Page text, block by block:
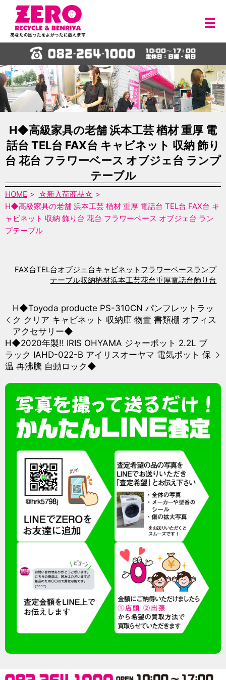
メ
H◆高級家具の老舗 浜本工芸 楢材 重厚 電
話台 TEL台 FAX台 キャビネット 収納 飾り
台 花台 フラワーベース オブジェ台 ランプ
テーブル
HOME
☆新入荷商品☆
H◆高級家具の老舗 浜本工芸 楢材 重厚 電話台 TEL台 FAX台 キ
ャビネット 収納 飾り台 花台 フラワーベース オブジェ台 ラン
プテーブル
FAX台TEL台オブジェ台キャビネット フラワーベースランプ
テーブル収納楢材浜本工芸花台重厚電話台飾り台
H◆Toyoda producte PS-310CN パンフレットラッ
ク クリア キャビネット 収納庫 物置 書類棚 オフィス
アクセサリー◆
H◆2020年製!! IRIS OHYAMA ジャーポット 2.2L ブ
ラック IAHD-022-B アイリスオーヤマ 電気ポット 保
温 再沸騰 自動ロック◆